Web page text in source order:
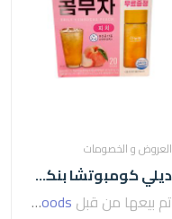
العروض و الخصومات
ديلي كومبوتشا بنكهة الخوخ من دانونجوون-5جم
تم بيعها من قبل seven foods